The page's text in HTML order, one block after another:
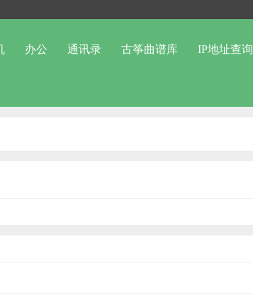
办公 通讯录 古筝曲谱库 IP地址查询